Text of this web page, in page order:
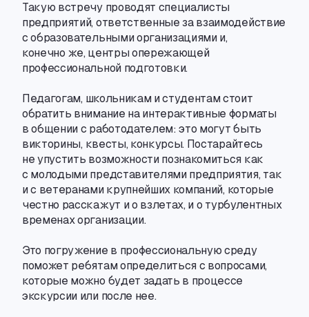
Такую встречу проводят специалисты
предприятий, ответственные за взаимодействие
с образовательными организациями и,
конечно же, центры опережающей
профессиональной подготовки.
Педагогам, школьникам и студентам стоит
обратить внимание на интерактивные форматы
в общении с работодателем: это могут быть
викторины, квесты, конкурсы. Постарайтесь
не упустить возможности познакомиться как
с молодыми представителями предприятия, так
и с ветеранами крупнейших компаний, которые
честно расскажут и о взлетах, и о турбулентных
временах организации.
Это погружение в профессиональную среду
поможет ребятам определиться с вопросами,
которые можно будет задать в процессе
экскурсии или после нее.